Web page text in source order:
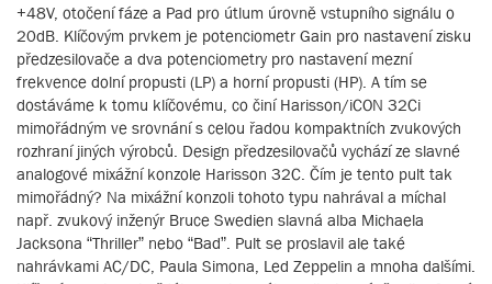
+48V, otočení fáze a Pad pro útlum úrovně vstupního signálu o
20dB. Klíčovým prvkem je potenciometr Gain pro nastavení zisku
předzesilovače a dva potenciometry pro nastavení mezní
frekvence dolní propusti (LP) a horní propusti (HP). A tím se
dostáváme k tomu klíčovému, co činí Harisson/iCON 32Ci
mimořádným ve srovnání s celou řadou kompaktních zvukových
rozhraní jiných výrobců. Design předzesilovačů vychází ze slavné
analogové mixážní konzole Harisson 32C. Čím je tento pult tak
mimořádný? Na mixážní konzoli tohoto typu nahrával a míchal
např. zvukový inženýr Bruce Swedien slavná alba Michaela
Jacksona “Thriller” nebo “Bad”. Pult se proslavil ale také
nahrávkami AC/DC, Paula Simona, Led Zeppelin a mnoha dalšími.